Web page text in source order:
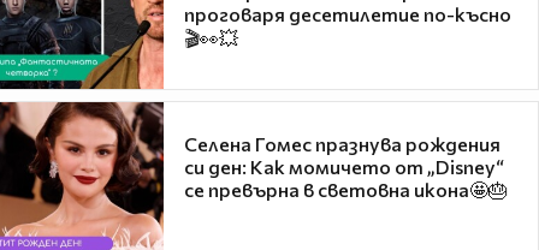
проговаря десетилетие по-късно
🎬👀💥
Селена Гомес празнува рождения
си ден: Как момичето от „Disney“
се превърна в световна икона🤩🎂